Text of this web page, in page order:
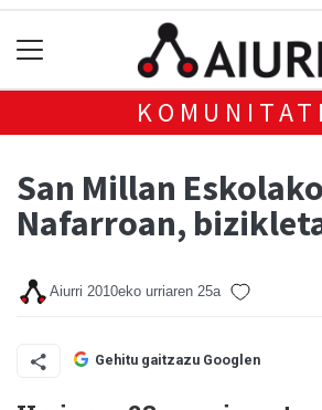
San Millan
Nafarroan,
Aiurri 2010eko urriaren 25a
Gehitu gaitzazu Googlen